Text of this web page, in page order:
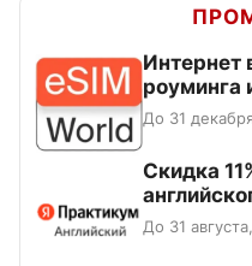
Интернет
роуминга
До 31
Скидка
До 31